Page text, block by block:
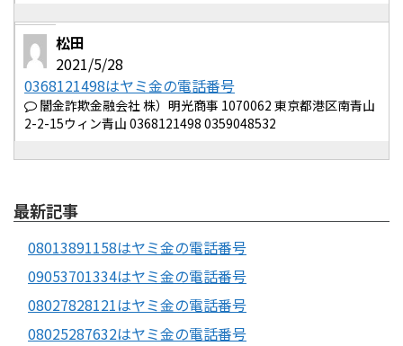
松田
2021/5/28
0368121498はヤミ金の電話番号
闇金詐欺金融会社 株）明光商事 1070062 東京都港区南青山
2-2-15ウィン青山 0368121498 0359048532
最新記事
08013891158はヤミ金の電話番号
09053701334はヤミ金の電話番号
08027828121はヤミ金の電話番号
08025287632はヤミ金の電話番号